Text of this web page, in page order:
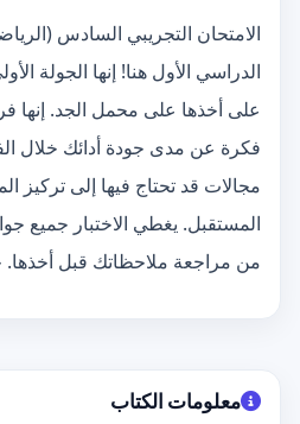
الامتحان التجريبي السادس
الدراسي الأول هنا! إنها الجولة
على أخذها على محمل الجد. إنها
فكرة عن مدى جودة أدائك خلال
مجالات قد تحتاج فيها إلى تركيز
المستقبل. يغطي الاختبار جميع
من مراجعة ملاحظاتك قبل
معلومات الكتاب